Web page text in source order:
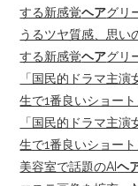
する新感覚ヘアグリ
うるツヤ質感、思い
する新感覚ヘアグリ
「国民的ドラマ主
生で1番良いショート
「国民的ドラマ主
生で1番良いショート
美容室で話題のAIヘ